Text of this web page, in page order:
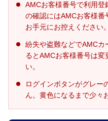
AMCお客様番号で利用
の確認にはAMCお客様
お手元にお控えください。
紛失や盗難などでAMCカ
るとAMCお客様番号は変
い。
ログインボタンがグレー
ん。黄色になるまで少々